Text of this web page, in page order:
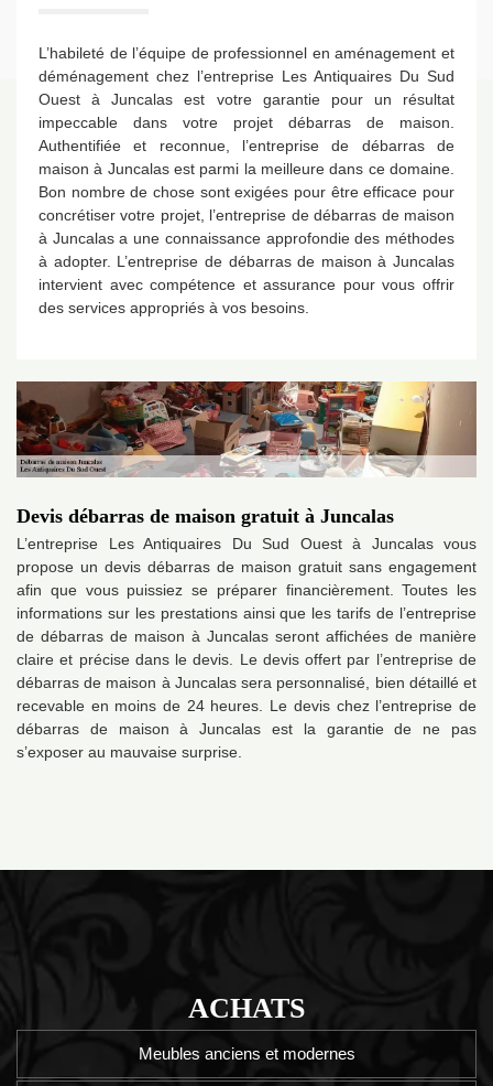
L’habileté de l’équipe de professionnel en aménagement et
déménagement chez l’entreprise Les Antiquaires Du Sud
Ouest à Juncalas est votre garantie pour un résultat
impeccable dans votre projet débarras de maison.
Authentifiée et reconnue, l’entreprise de débarras de
maison à Juncalas est parmi la meilleure dans ce domaine.
Bon nombre de chose sont exigées pour être efficace pour
concrétiser votre projet, l’entreprise de débarras de maison
à Juncalas a une connaissance approfondie des méthodes
à adopter. L’entreprise de débarras de maison à Juncalas
intervient avec compétence et assurance pour vous offrir
des services appropriés à vos besoins.
Devis débarras de maison gratuit à Juncalas
L’entreprise Les Antiquaires Du Sud Ouest à Juncalas vous
propose un devis débarras de maison gratuit sans engagement
afin que vous puissiez se préparer financièrement. Toutes les
informations sur les prestations ainsi que les tarifs de l’entreprise
de débarras de maison à Juncalas seront affichées de manière
claire et précise dans le devis. Le devis offert par l’entreprise de
débarras de maison à Juncalas sera personnalisé, bien détaillé et
recevable en moins de 24 heures. Le devis chez l’entreprise de
débarras de maison à Juncalas est la garantie de ne pas
s’exposer au mauvaise surprise.
ACHATS
Meubles anciens et modernes